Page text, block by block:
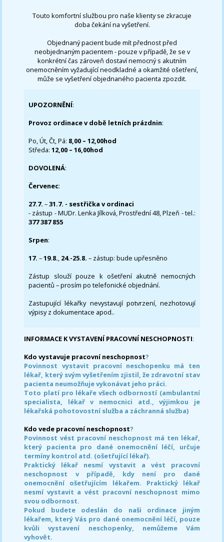
Touto komfortní službou pro naše klienty se zkracuje
doba čekání na vyšetření.
Objednaný pacient bude mít přednost před
neobjednaným pacientem - pouze v případě, že se v
konkrétní čas zároveň dostaví nemocný s akutním
onemocněním vyžadující neodkladné a okamžité ošetření,
může se vyšetření objednaného pacienta zpozdit.
UPOZORNĚNÍ:
Provoz ordinace v době letních prázdnin:
Po, Út, Čt, Pá: 8,00 – 12,00hod
Středa:12,00 – 16,00hod
DOVOLENÁ:
Červenec:
27.7.–31.7. - sestřička v ordinaci
- zástup - MUDr. Lenka Jílková, Prostřední 48, Plzeň - tel.:
377 387 855
Srpen:
17. –19.8., 24.-25.8. – zástup: bude upřesněno
Zástup slouží pouze k ošetření akutně nemocných
pacientů – prosím po telefonické objednání.
Zastupující lékařky nevystavují potvrzení, nezhotovují
výpisy z dokumentace apod..
INFORMACE K VYSTAVENÍ PRACOVNÍ NESCHOPNOSTI:
Kdo vystavuje pracovní neschopnost?
Povinnost vystavit pracovní neschopenku má ten
lékař, který svým vyšetřením zjistil, že zdravotní stav
pacienta neumožňuje vykonávat jeho práci.
Toto platí pro lékaře všech odborností (ambulantní
specialista, lékař v nemocnici atd., výjimkou je
lékařská pohotovostní služba a záchranná služba)
Kdo vede pracovní neschopnost?
Povinnost vést pracovní neschopnost má ten lékař,
který pacienta pro dané onemocnění léčí, určuje
termíny kontrol atd. (ošetřující lékař).
Praktický lékař nesmí vystavit a vést pracovní
neschopnost v případě, kdy není pro dané
onemocnění ošetřujícím lékařem. Praktický lékař
nesmí vystavit a vést pracovní neschopnost mimo
svou odbornost.
Pokud budete odeslán do naši ordinace jiným
lékařem, který Vás pro dané onemocnění léčí, pouze
kvůli vystavení neschopenky, nemůžeme Vám
vyhovět.